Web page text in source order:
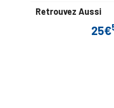
25€
Retrouvez Aussi